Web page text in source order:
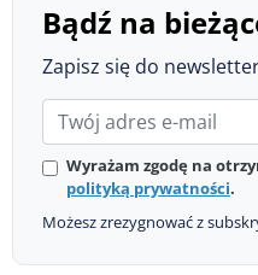
Bądź na
Zapisz się do
Wyrażam zgodę na
polityką prywatności.
Możesz zrezygnować z